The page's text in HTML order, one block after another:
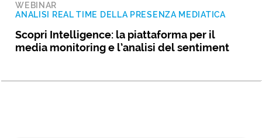
WEBINAR
ANALISI REAL TIME DELLA PRESENZA MEDIATICA
Scopri Intelligence: la piattaforma per il
media monitoring e l’analisi del sentiment